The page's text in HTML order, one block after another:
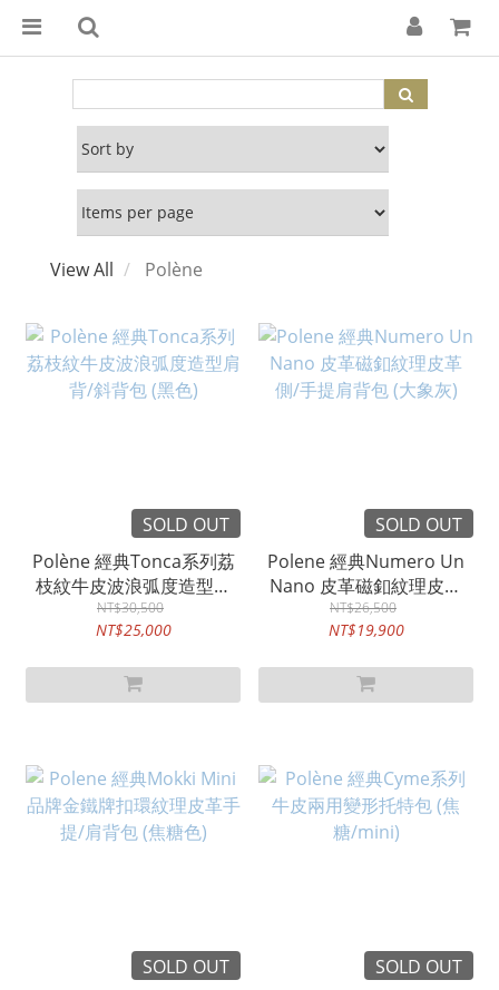
View All Polène
SOLD OUT
Polène 經典Tonca系列荔
枝紋牛皮波浪弧度造型肩
背/斜背包 (黑色)
NT$30,500
NT$25,000
SOLD OUT
Polene 經典Numero Un
Nano 皮革磁釦紋理皮革
側/手提肩背包 (大象灰)
NT$26,500
NT$19,900
SOLD OUT
SOLD OUT